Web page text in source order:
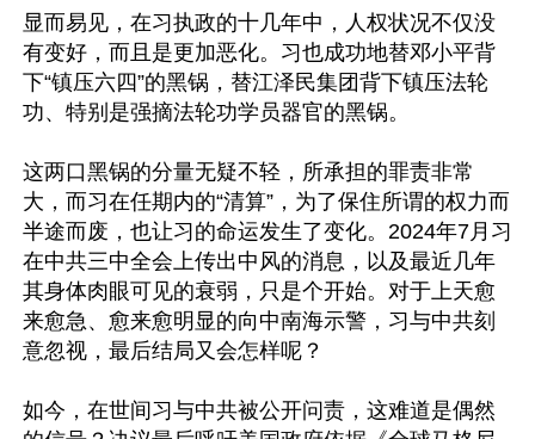
显而易见，在习执政的十几年中，人权状况不仅没
有变好，而且是更加恶化。习也成功地替邓小平背
下“镇压六四”的黑锅，替江泽民集团背下镇压法轮
功、特别是强摘法轮功学员器官的黑锅。
这两口黑锅的分量无疑不轻，所承担的罪责非常
大，而习在任期内的“清算”，为了保住所谓的权力而
半途而废，也让习的命运发生了变化。2024年7月习
在中共三中全会上传出中风的消息，以及最近几年
其身体肉眼可见的衰弱，只是个开始。对于上天愈
来愈急、愈来愈明显的向中南海示警，习与中共刻
意忽视，最后结局又会怎样呢？
如今，在世间习与中共被公开问责，这难道是偶然